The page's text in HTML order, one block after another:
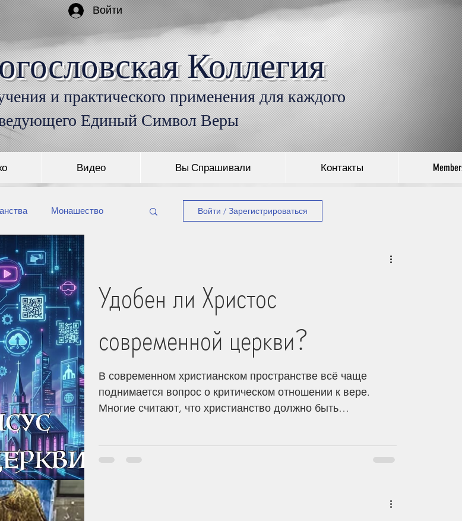
Войти
Войти
Коллегия
и практического применения для каждого
Единый Символ Веры
Видео Вы Спрашивали Контакты
Монашество
умерших История
Богословие
Дети
Гонения
Войти / Зарегистрироваться
Удобен ли Христос
современной церкви?
В современном христианском пространстве всё чаще
поднимается вопрос о критическом отношении к вере.
Многие считают, что христианство должно быть
вечной истине. Под сомнение ставится и Писание, и